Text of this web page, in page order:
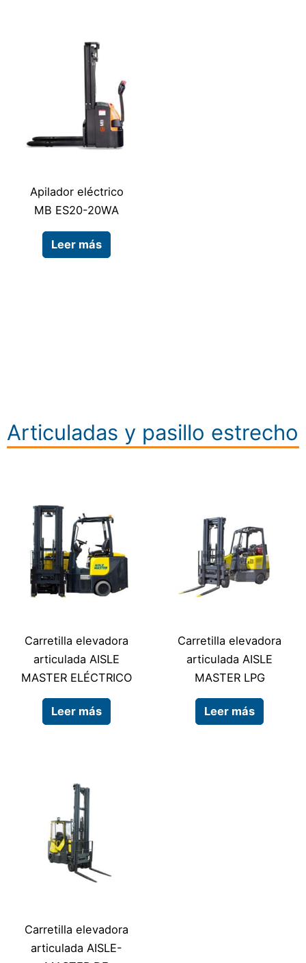
Apilador eléctrico
MB ES20-20WA
Leer más
Articuladas y pasillo estrecho
Carretilla elevadora
articulada AISLE
MASTER ELÉCTRICO
Leer más
Carretilla elevadora
articulada AISLE
MASTER LPG
Leer más
Carretilla elevadora
articulada AISLE-